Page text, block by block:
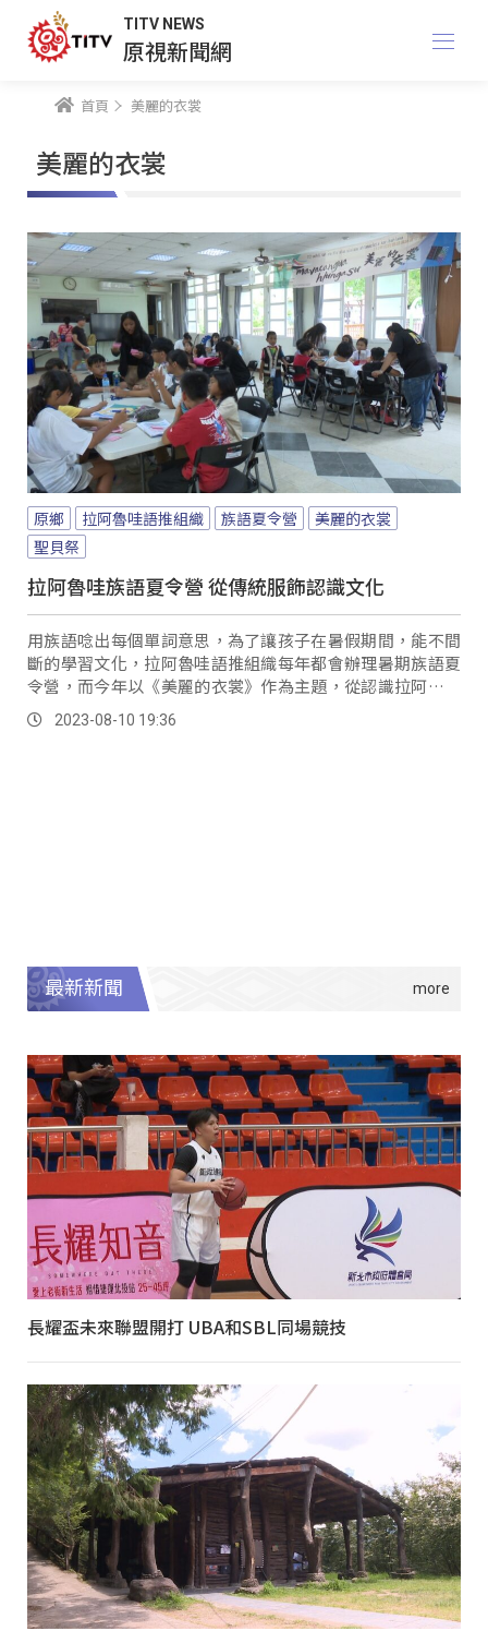
TITV NEWS
原視新聞網
首頁 美麗的衣裳
美麗的衣裳
原鄉 拉阿魯哇語推組織 族語夏令營
美麗的衣裳
聖貝祭
拉阿魯哇族語夏令營 從傳統服飾認識文化
用族語唸出每個單詞意思，為了讓孩子在暑假期間，能不間
斷的學習文化，拉阿魯哇語推組織每年都會辦理暑期族語夏
令營，而今年以《美麗的衣裳》作為主題，從認識拉阿魯哇
族服飾上圖文的意義、顏色以及形狀等，將傳統文化重新找
回。2023-08-10 19:36
最新新聞
長耀盃未來聯盟開打 UBA和SBL同場競技